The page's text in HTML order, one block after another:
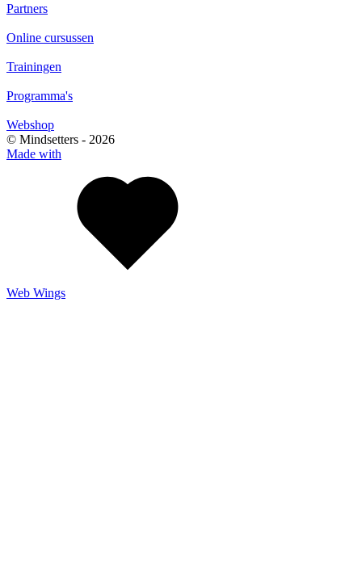
Partners
Online cursussen
Trainingen
Programma's
Webshop
© Mindsetters - 2026
Made with
Web Wings